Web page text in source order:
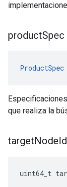
productSpec
ProductSpec
que realiza la
targetNodeId
uint64_t